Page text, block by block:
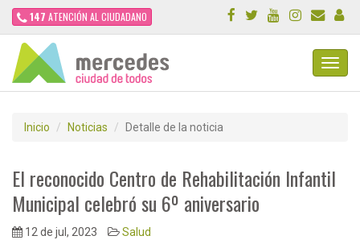
147 ATENCIÓN AL CIUDADANO
Inicio Noticias Detalle de la noticia
El reconocido Centro de Rehabilitación Infantil
Municipal celebró su 6º aniversario
12 de jul, 2023 Salud